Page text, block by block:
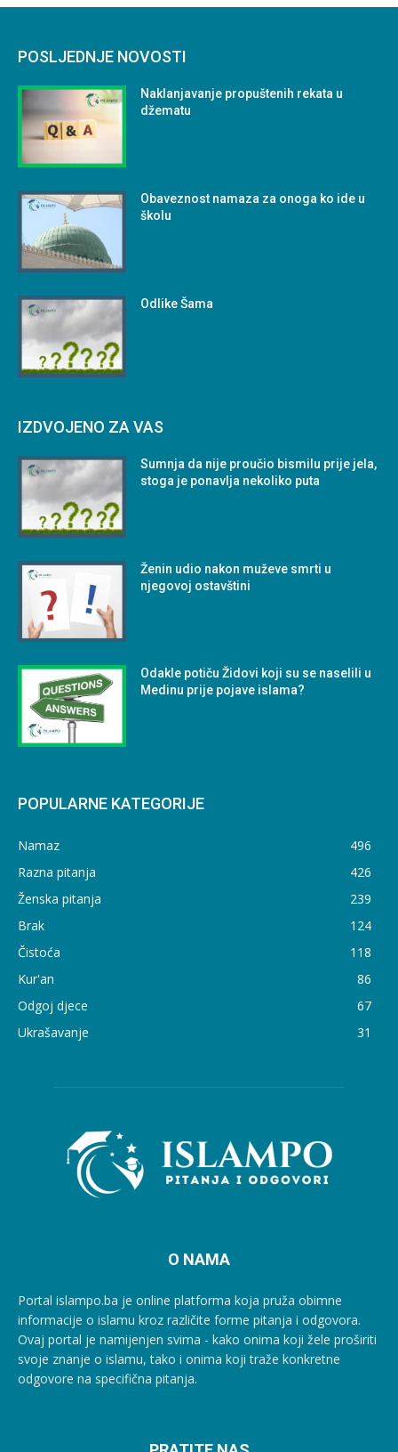
POSLJEDNJE NOVOSTI
Naklanjavanje propuštenih rekata u
džematu
Obaveznost namaza za onoga ko ide u
školu
Odlike Šama
IZDVOJENO ZA VAS
Sumnja da nije proučio bismilu prije jela,
stoga je ponavlja nekoliko puta
Ženin udio nakon muževe smrti u
njegovoj ostavštini
Odakle potiču Židovi koji su se naselili u
Medinu prije pojave islama?
POPULARNE KATEGORIJE
Namaz
496
Razna pitanja
426
Ženska pitanja
239
Brak
124
Čistoća
118
Kur'an
86
Odgoj djece
67
Ukrašavanje
31
O NAMA
Portal islampo.ba je online platforma koja pruža obimne
informacije o islamu kroz različite forme pitanja i odgovora.
Ovaj portal je namijenjen svima - kako onima koji žele proširiti
svoje znanje o islamu, tako i onima koji traže konkretne
odgovore na specifična pitanja.